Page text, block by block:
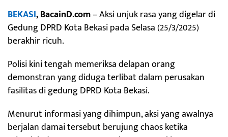
BEKASI, BacainD.com– Aksi unjuk rasa yang digelar di
Gedung DPRD Kota Bekasi pada Selasa (25/3/2025)
berakhir ricuh.
Polisi kini tengah memeriksa delapan orang
demonstran yang diduga terlibat dalam perusakan
fasilitas di gedung DPRD Kota Bekasi.
Menurut informasi yang dihimpun, aksi yang awalnya
berjalan damai tersebut berujung chaos ketika